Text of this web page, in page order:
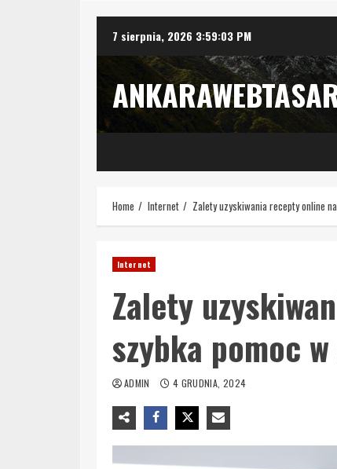
7 sierpnia, 2026 3:59:05 PM
Home Internet Zalety uzyskiwania recepty online
Internet
Zalety
szybka pomoc
ADMIN 4 GRUDNIA, 2024